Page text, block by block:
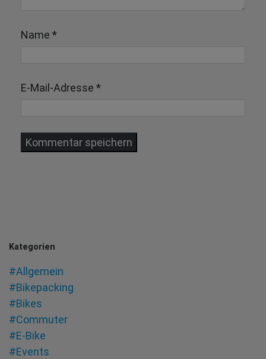
Name *
E-Mail-Adresse *
Kategorien
#Allgemein
#Bikepacking
#Bikes
#Commuter
#E-Bike
#Events